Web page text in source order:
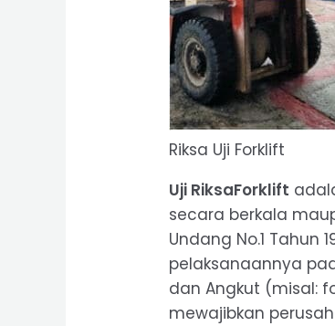
Riksa Uji Forklift
Uji RiksaForklift
secara berkala
Undang No.1
pelaksanaannya
dan Angkut (misal:
mewajibkan